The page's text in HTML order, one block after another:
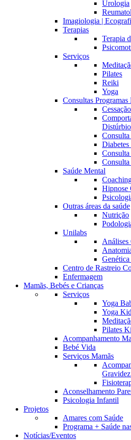
Urologia
Imagiologia |
Terapias
Terapia
Serviços
Pilates
Reiki
Yoga
Consultas Programas
Consulta
Saúde Mental
Hipnose
Outras áreas da saúde
Nutrição
Unilabs
Centro de Rastreio
Enfermagem
Mamãs, Bebés e Crianças
Serviços
Yoga
Yoga
Pilates
Acompanhamento
Bebé Vida
Serviços Mamãs
Aconselhamento
Psicologia Infantil
Projetos
Amares com Saúde
Programa + Saúde
Notícias/Eventos